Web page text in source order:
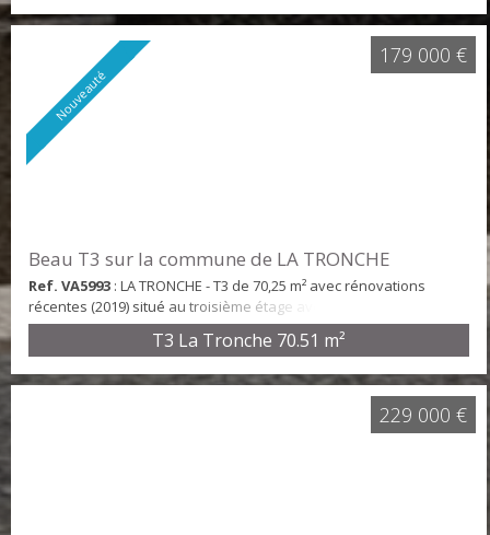
Un hall d'entrée desservant une grande cuisine avec balcon
donnant sur cour intérieure, une...
Nouveauté
Beau T3 sur la commune de LA TRONCHE
Ref. VA5993 : LA TRONCHE - T3 de 70,25 m² avec rénovations
récentes (2019) situé au troisième étage avec ascenseur d'une
copropriété de 30 lots principaux. Il se compose d'un séjour avec
balcon et vue dégagée, d'une cuisine indépendante équipée, de
PVC équipées de double vitrage, chauffage individuel électrique
T3 La Tronche 70.51 m²
179 000 €
229 000 €